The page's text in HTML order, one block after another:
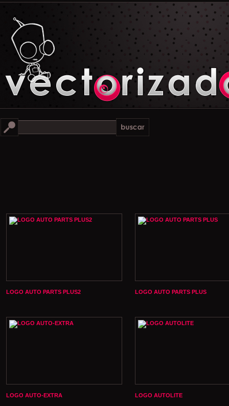
LOGO AUTO PARTS PLUS2 LOGO AUTO PARTS PLUS
LOGO AUTO-EXTRA LOGO AUTOLITE